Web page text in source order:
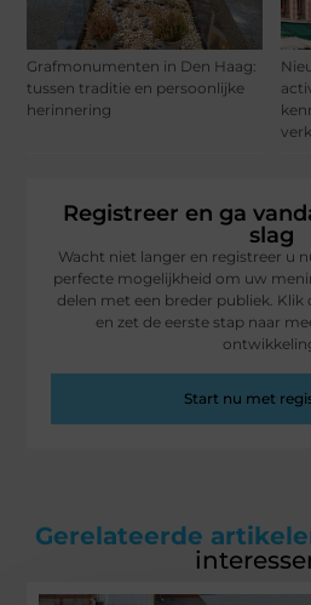
Grafmonumenten in Den Haag:
tussen traditie en persoonlijke
herinnering
Registreer en ga
slag
Wacht niet langer en registreer u
perfecte mogelijkheid om uw
delen met een breder publiek. Klik
en zet de eerste stap naar
Start nu met
Gerelateerde